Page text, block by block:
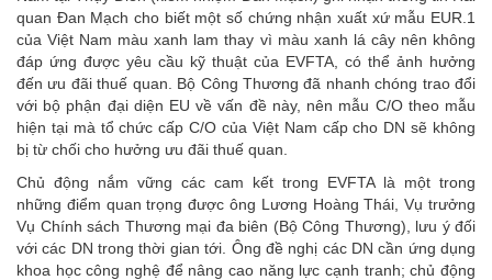
quan Đan Mạch cho biết một số chứng nhận xuất xứ mẫu EUR.1
của Việt Nam màu xanh lam thay vì màu xanh lá cây nên không
đáp ứng được yêu cầu kỹ thuật của EVFTA, có thể ảnh hưởng
đến ưu đãi thuế quan. Bộ Công Thương đã nhanh chóng trao đổi
với bộ phận đại diện EU về vấn đề này, nên mẫu C/O theo mẫu
hiện tại mà tổ chức cấp C/O của Việt Nam cấp cho DN sẽ không
bị từ chối cho hưởng ưu đãi thuế quan.
Chủ động nắm vững các cam kết trong EVFTA là một trong
những điểm quan trọng được ông Lương Hoàng Thái, Vụ trưởng
Vụ Chính sách Thương mại đa biên (Bộ Công Thương), lưu ý đối
với các DN trong thời gian tới. Ông đề nghị các DN cần ứng dụng
khoa học công nghệ để nâng cao năng lực cạnh tranh; chủ động